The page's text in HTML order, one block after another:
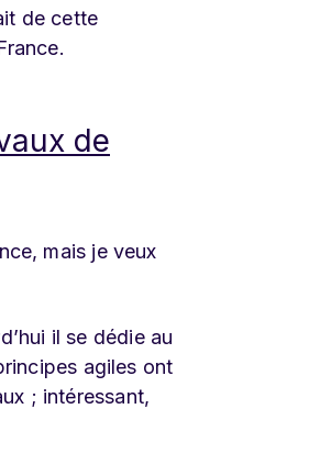
de cette
de
mais je veux
il se dédie au
agiles ont
; intéressant,